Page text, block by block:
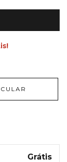
Grátis